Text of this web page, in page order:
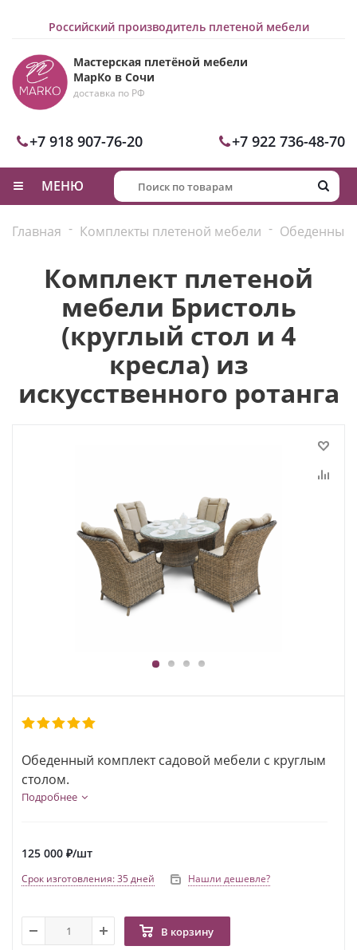
Российский производитель плетеной мебели
Мастерская плетёной мебели
МарКо в Сочи
доставка по РФ
+7 918 907-76-20 +7 922 736-48-70
МЕНЮ
Главная - Комплекты плетеной мебели - Обеденные
Комплект плетеной
мебели Бристоль
(круглый стол и 4
кресла) из
искусственного ротанга
1 2 3 4
Обеденный комплект садовой мебели с круглым
столом.
Подробнее
125 000 ₽/шт
Срок изготовления: 35 дней Нашли дешевле?
В корзину